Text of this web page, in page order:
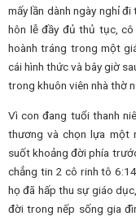
mấy lần dành ngày nghỉ
hôn lễ đầy đủ thủ tục,
hoành tráng trong một
cái hình thức và bây giờ
trong khuôn viên nhà thờ
Vì con đang tuổi thanh
thương và chọn lựa một
suốt khoảng đời phía
chẳng tin 2 cô rinh tô
họ đã hấp thu sự giáo
đời trong nếp sống gia